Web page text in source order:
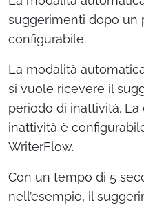
suggerimenti dopo un
configurabile.
La modalità
si vuole ricevere il
periodo di inattività.
inattività è
WriterFlow.
Con un tempo di 5
nell’esempio, il